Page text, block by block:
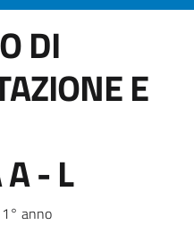
DI
E
A - L
anno